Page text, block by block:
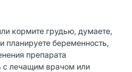
кормите грудью, думаете,
планируете беременность,
препарата
с лечащим врачом или